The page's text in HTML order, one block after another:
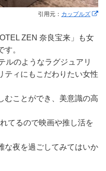
引用元： カップルズ
ZEN 奈良宝来」も女
。
ルのようなラグジュアリ
ティにもこだわりたい女性
むことができ、美意識の高
てるので映画や推し活を
な夜を過ごしてみてはいか